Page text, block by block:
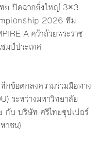
ทย ปิดฉากยิ่งใหญ่ 3×3
2026 ทีม
A คว้าถ้วยพระราช
มป์ประเทศ
กข้อตกลงความร่วมมือทาง
ระหว่างมหาวิทยาลัย
กับ บริษัท ศรีไทยซุปเปอร์
าชน)